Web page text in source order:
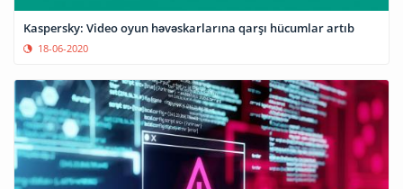
Kaspersky: Video oyun həvəskarlarına qarşı hücumlar artıb
18-06-2020